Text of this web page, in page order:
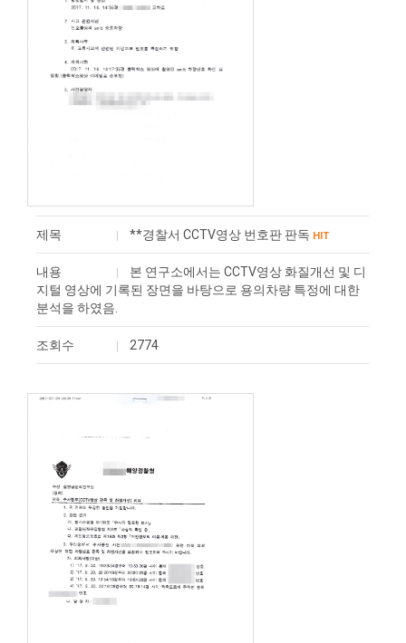
제목 **경찰서 CCTV영상 번호판 판독 HIT
내용
본 연구소에서는 CCTV영상 화질개선 및 디
지털 영상에 기록된 장면을 바탕으로 용의차량 특정에 대한
분석을 하였음.
조회수 2774